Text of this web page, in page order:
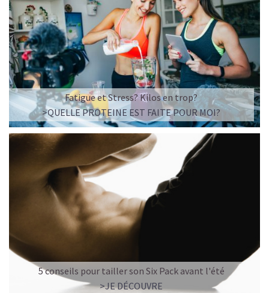
Fatigue et Stress? Kilos en trop?
>QUELLE PROTEINE EST FAITE POUR MOI?
5 conseils pour tailler son Six Pack avant l'été
>JE DÉCOUVRE